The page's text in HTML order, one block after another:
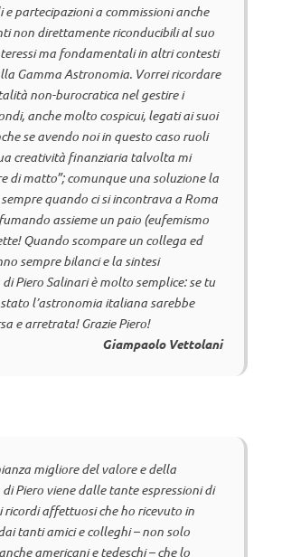
partecipazioni a commissioni anche
non direttamente riconducibili al suo
ma fondamentali in altri contesti
Gamma Astronomia. Vorrei ricordare
non-burocratica nel gestire i
anche molto cospicui, legati ai suoi
se avendo noi in questo caso ruoli
creatività finanziaria talvolta mi
di matto”; comunque una soluzione la
quando ci si incontrava a Roma
assieme un paio (eufemismo
Quando scompare un collega ed
sempre bilanci e la sintesi
Piero Salinari è molto semplice: se tu
l’astronomia italiana sarebbe
e arretrata! Grazie Piero!
Giampaolo Vettolani
migliore del valore e della
Piero viene dalle tante espressioni di
ricordi affettuosi che ho ricevuto in
tanti amici e colleghi – non solo
americani e tedeschi – che lo